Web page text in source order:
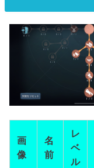
画
像
名
前
レ
ベ
ル